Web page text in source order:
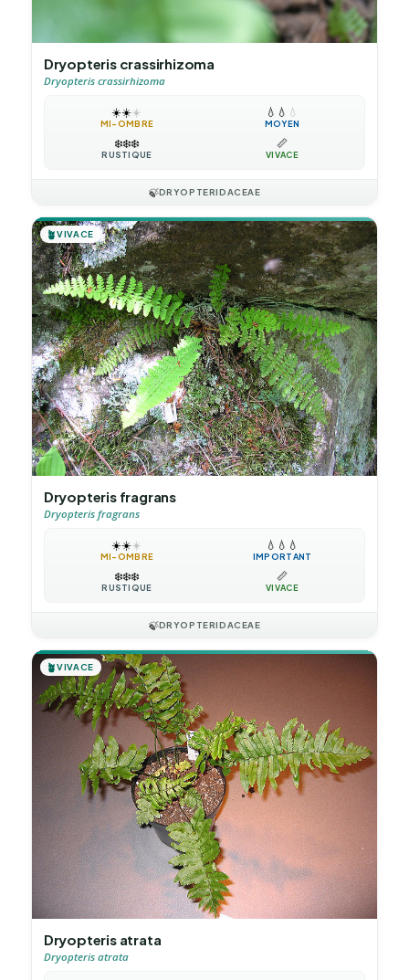
Dryopteris crassirhizoma
Dryopteris crassirhizoma
☀️☀️☀️
MI-OMBRE
💧 💧 💧
MOYEN
❄️❄️❄️
RUSTIQUE
📏
VIVACE
🍃DRYOPTERIDACEAE
🪴VIVACE
Dryopteris fragrans
Dryopteris fragrans
☀️☀️☀️
MI-OMBRE
💧 💧 💧
IMPORTANT
❄️❄️❄️
RUSTIQUE
📏
VIVACE
🍃DRYOPTERIDACEAE
🪴VIVACE
Dryopteris atrata
Dryopteris atrata